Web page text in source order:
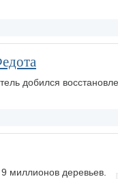
добился
миллионов деревьев.